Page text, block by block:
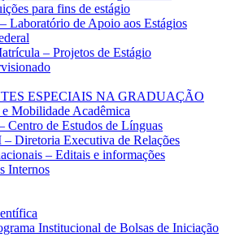
para fins de estágio
Laboratório de Apoio aos Estágios
– Projetos de Estágio
ESPECIAIS NA GRADUAÇÃO
Mobilidade Acadêmica
Centro de Estudos de Línguas
Diretoria Executiva de Relações
– Editais e informações
Internos
Institucional de Bolsas de Iniciação